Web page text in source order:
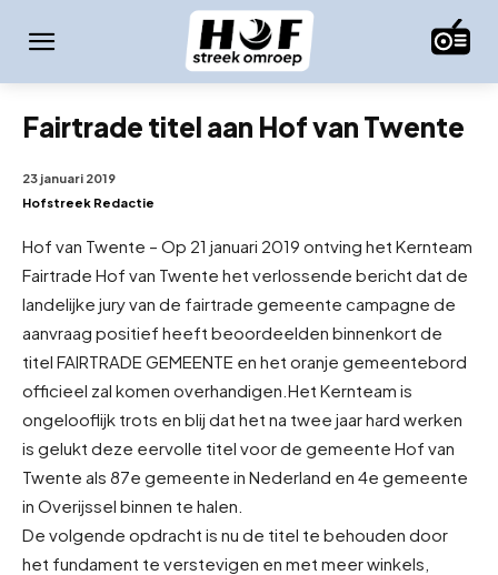
Fairtrade titel aan Hof van Twente
23 januari 2019
Hofstreek Redactie
Hof van Twente – Op 21 januari 2019 ontving het Kernteam
Fairtrade Hof van Twente het verlossende bericht dat de
landelijke jury van de fairtrade gemeente campagne de
aanvraag positief heeft beoordeelden binnenkort de
titel FAIRTRADE GEMEENTE en het oranje gemeentebord
officieel zal komen overhandigen. Het Kernteam is
ongelooflijk trots en blij dat het na twee jaar hard werken
is gelukt deze eervolle titel voor de gemeente Hof van
Twente als 87e gemeente in Nederland en 4e gemeente
in Overijssel binnen te halen.
De volgende opdracht is nu de titel te behouden door
het fundament te verstevigen en met meer winkels,